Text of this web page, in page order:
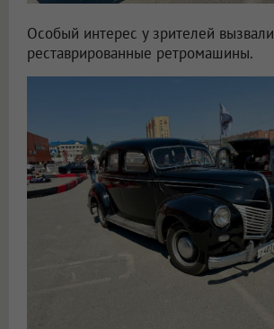
Особый интерес у зрителей вызвали
реставрированные ретромашины.